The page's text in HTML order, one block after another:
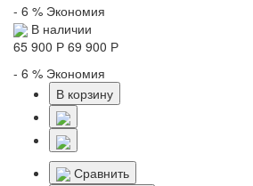
- 6 % Экономия
В наличии
65 900 Р 69 900 Р
- 6 % Экономия
В корзину
Сравнить